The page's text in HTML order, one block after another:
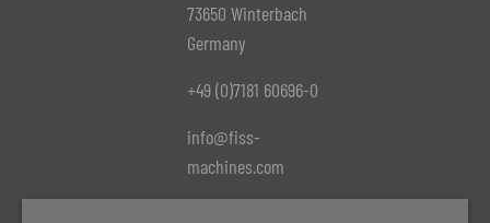
73650 Winterbach
Germany
+49 (0)7181 60696-0
info@fiss-
machines.com